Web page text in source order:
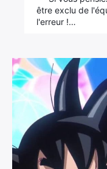
être exclu de
l'erreur !…